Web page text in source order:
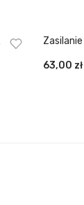
63,00 zł